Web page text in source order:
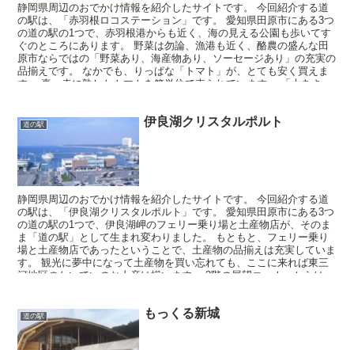
静岡県周辺のおでかけ情報を紹介したサイトです。 今回紹介する道
の駅は、「赤羽根ロコステーション」です。 愛知県田原市にある3つ
の道の駅の1つで、赤羽根港からも近く、海の見える公園も歩いてす
ぐのところにあります。 野菜は勿論、漁港も近く、酪農の盛んな田
原市ならではの「野菜あり、海産物あり、ソーセージあり」の充実の
品揃えです。 なかでも、りっぱな「トマト」が、とても安く買えま
す。 真っ赤に熟したトマトを箱単位で売られています。 「大あさ
道の駅 伊良湖クリスタルポルト
静岡県周辺のおでかけ情報を紹介したサイトです。 今回紹介する道
の駅は、「伊良湖クリスタルポルト」です。 愛知県田原市にある3つ
の道の駅の1つで、伊良湖岬のフェリー乗り場と土産物店が、そのま
ま「道の駅」として生まれ変わりました。 もともと、フェリー乗り
場と土産物店であったということで、土産物の品揃えは充実していま
す。 観光に夢中になって土産物を買い忘れても、ここに来れば東三
河地区のたいていのお土産は揃います。 3階の展望コーナーからは、
ことができます。
道の駅 もっくる新城